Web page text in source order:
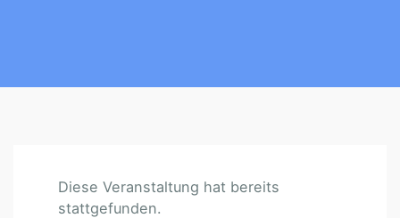
Diese Veranstaltung hat bereits
stattgefunden.